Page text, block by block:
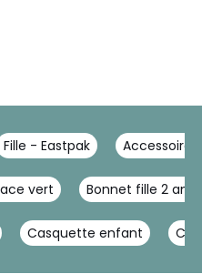
Fille - Eastpak
vert Bonnet fille 2 ans
Casquette enfant